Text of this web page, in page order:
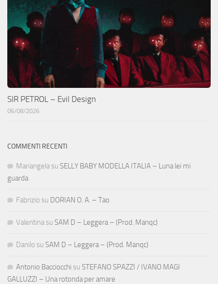
SIR PETROL – Evil Design
06/08/2026
COMMENTI RECENTI
Mariangela su SELLY BABY MODELLA ITALIA – Luna lei mi
guarda
Fabrizio su DORIAN O. A. – Tao
Valentina su SAM D – Leggera – (Prod. Manqc)
Danilo su SAM D – Leggera – (Prod. Manqc)
Antonio Bacciocchi su STEFANO SPAZZI / IVANO MAGI
GALLUZZI – Una rotonda per amare